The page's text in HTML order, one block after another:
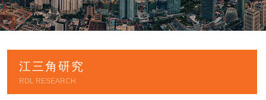
江三角研究
RDL RESEARCH